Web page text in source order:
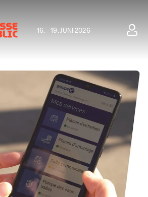
16. - 19. JUNI 2026